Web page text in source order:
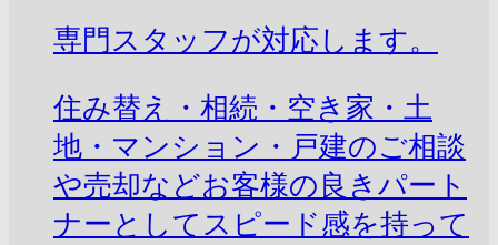
専門スタッフが対応します。
住み替え・相続・空き家・土
地・マンション・戸建のご相談
や売却などお客様の良きパート
ナーとしてスピード感を持って